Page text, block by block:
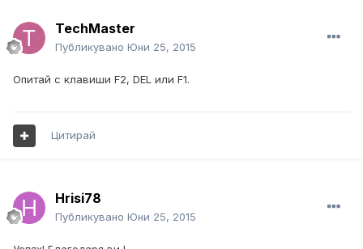
TechMaster
Публикувано Юни 25, 2015
Опитай с клавиши F2, DEL или F1.
Цитирай
Hrisi78
Публикувано Юни 25, 2015